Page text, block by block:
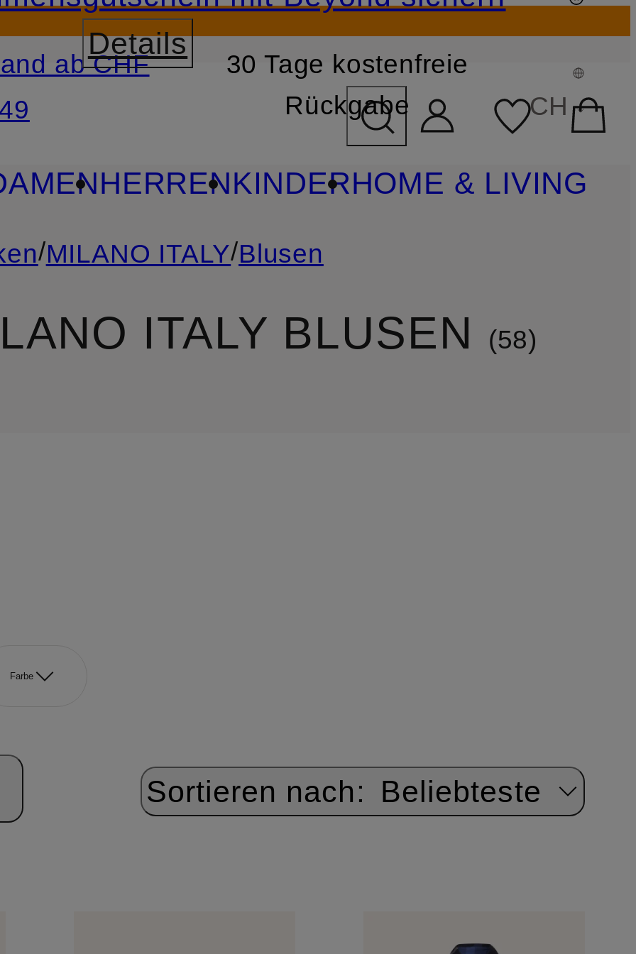
ZUM SUCHFELD ÜBERSPRINGEN
Details
ab CHF
30 Tage kostenfreie
Rückgabe
CH
HERRENKINDERHOME & LIVING
/MILANO ITALY/Blusen
ITALY BLUSEN 58
Farbe
Sortieren nach: Beliebteste